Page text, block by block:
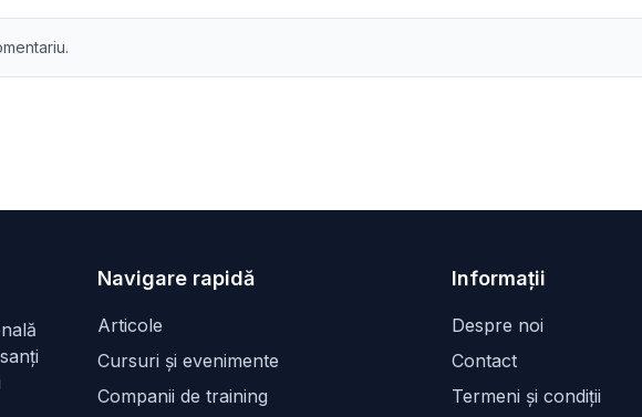
Navigare rapidă
Articole
Cursuri și evenimente
Companii de training
Informații
Despre noi
Contact
Termeni și condiții